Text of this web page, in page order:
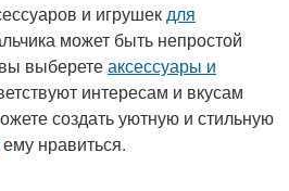
и игрушекдля
может быть непростой
выберетеаксессуары и
интересам и вкусам
создать уютную и стильную
ему нравиться.